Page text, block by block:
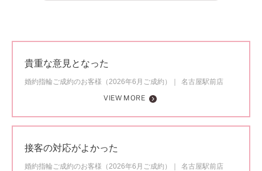
貴重な意見となった
婚約指輪ご成約のお客様（2026年6月ご成約）
名古屋駅前店
VIEW MORE
接客の対応がよかった
婚約指輪ご成約のお客様（2026年6月ご成約）
名古屋駅前店